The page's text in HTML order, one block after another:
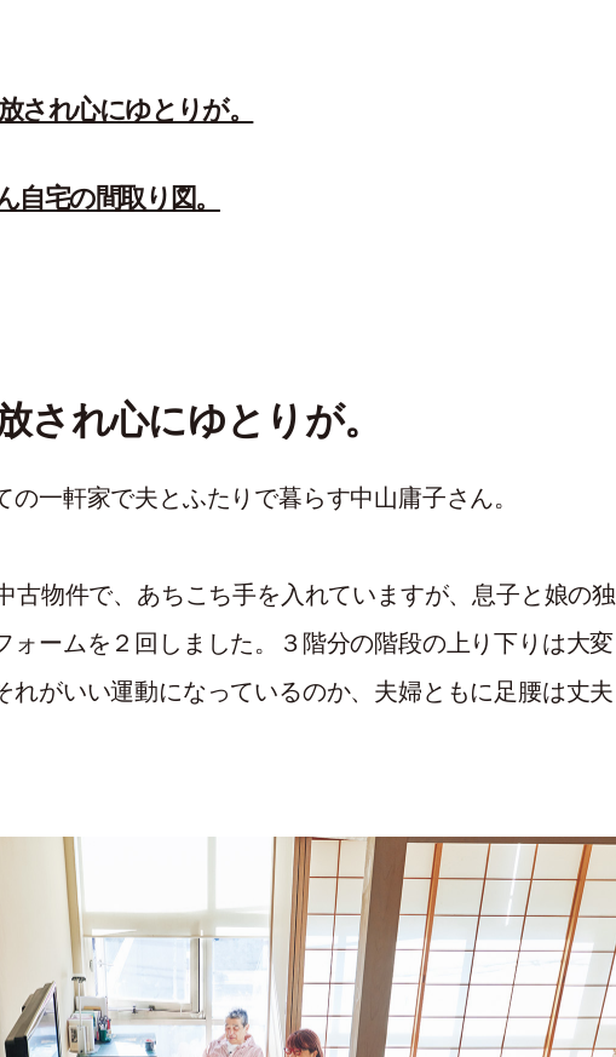
され心にゆとりが。
自宅の間取り図。
され心にゆとりが。
の一軒家で夫とふたりで暮らす中山庸子さん。
古物件で、あちこち手を入れていますが、息子と娘の独
ォームを２回しました。３階分の階段の上り下りは大変
れがいい運動になっているのか、夫婦ともに足腰は丈夫